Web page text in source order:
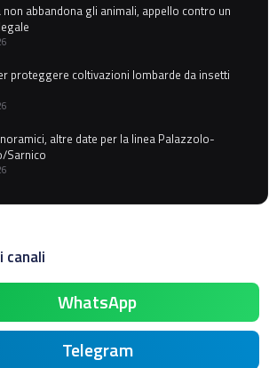
non abbandona gli animali, appello contro un
proteggere coltivazioni lombarde da insetti
altre date per la linea Palazzolo-
Sarnico
canali
WhatsApp
Telegram